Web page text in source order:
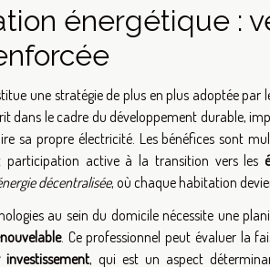
énergétique :
une stratégie de plus en plus adoptée par
dans le cadre du développement durable,
sa propre électricité. Les bénéfices sont
active à la transition vers les
décentralisée, où chaque habitation
au sein du domicile nécessite une
. Ce professionnel peut évaluer la
, qui est un aspect